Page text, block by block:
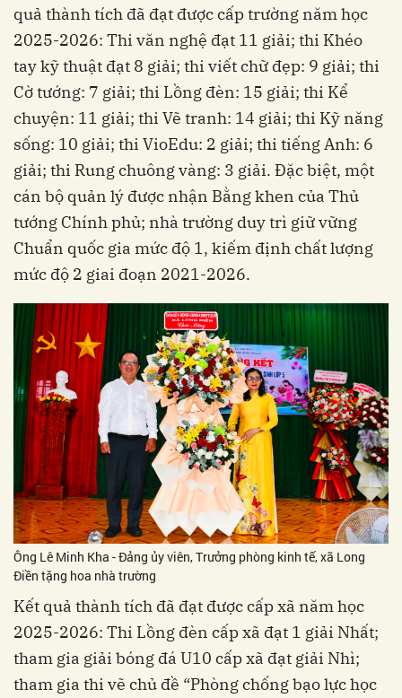
quả thành tích đã đạt được cấp trường năm học
2025-2026: Thi văn nghệ đạt 11 giải; thi Khéo
tay kỹ thuật đạt 8 giải; thi viết chữ đẹp: 9 giải; thi
Cờ tướng: 7 giải; thi Lồng đèn: 15 giải; thi Kể
chuyện: 11 giải; thi Vẽ tranh: 14 giải; thi Kỹ năng
sống: 10 giải; thi VioEdu: 2 giải; thi tiếng Anh: 6
giải; thi Rung chuông vàng: 3 giải. Đặc biệt, một
cán bộ quản lý được nhận Bằng khen của Thủ
tướng Chính phủ; nhà trường duy trì giữ vững
Chuẩn quốc gia mức độ 1, kiếm định chất lượng
mức độ 2 giai đoạn 2021-2026.
Ông Lê Minh Kha - Đảng ủy viên, Trưởng phòng kinh tế, xã Long
Điền tặng hoa nhà trường
Kết quả thành tích đã đạt được cấp xã năm học
2025-2026: Thi Lồng đèn cấp xã đạt 1 giải Nhất;
tham gia giải bóng đá U10 cấp xã đạt giải Nhì;
tham gia thi vẽ chủ đề “Phòng chống bạo lực học